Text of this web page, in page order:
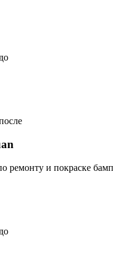
до
ремонту и покраске
до